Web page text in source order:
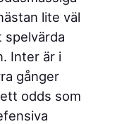
lite väl
spelvärda
Inter är i
gånger
odds som